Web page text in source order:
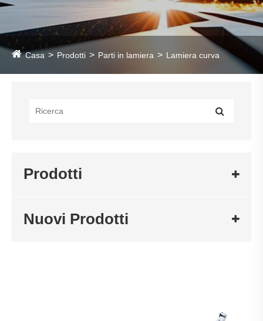
Casa Prodotti Parti in lamiera Lamiera curva
Prodotti
Nuovi Prodotti